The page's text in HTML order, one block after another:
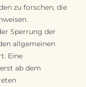
zu forschen, die
Sperrung der
allgemeinen
Eine
ab dem